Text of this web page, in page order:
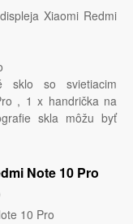
Xiaomi Redmi
sklo so svietiacim
, 1 x handrička na
skla môžu byť
Note 10 Pro
10 Pro